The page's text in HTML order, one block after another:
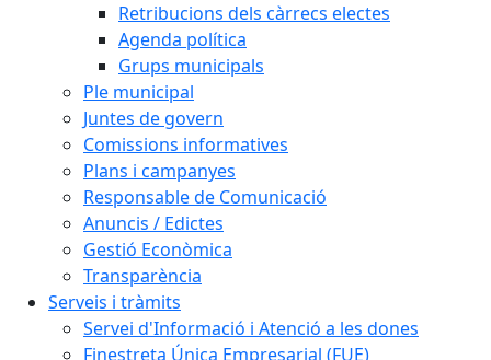
Retribucions dels càrrecs electes
Agenda política
Grups municipals
Ple municipal
Juntes de govern
Comissions informatives
Plans i campanyes
Responsable de Comunicació
Anuncis / Edictes
Gestió Econòmica
Transparència
Serveis i tràmits
Servei d'Informació i Atenció a les dones
Finestreta Única Empresarial (FUE)